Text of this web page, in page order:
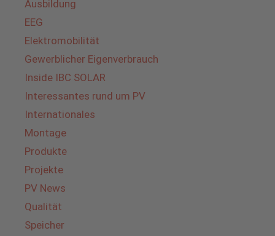
Ausbildung
EEG
Elektromobilität
Gewerblicher Eigenverbrauch
Inside IBC SOLAR
Interessantes rund um PV
Internationales
Montage
Produkte
Projekte
PV News
Qualität
Speicher